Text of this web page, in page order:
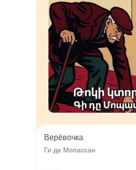
Верёвочка
Ги де Мопассан